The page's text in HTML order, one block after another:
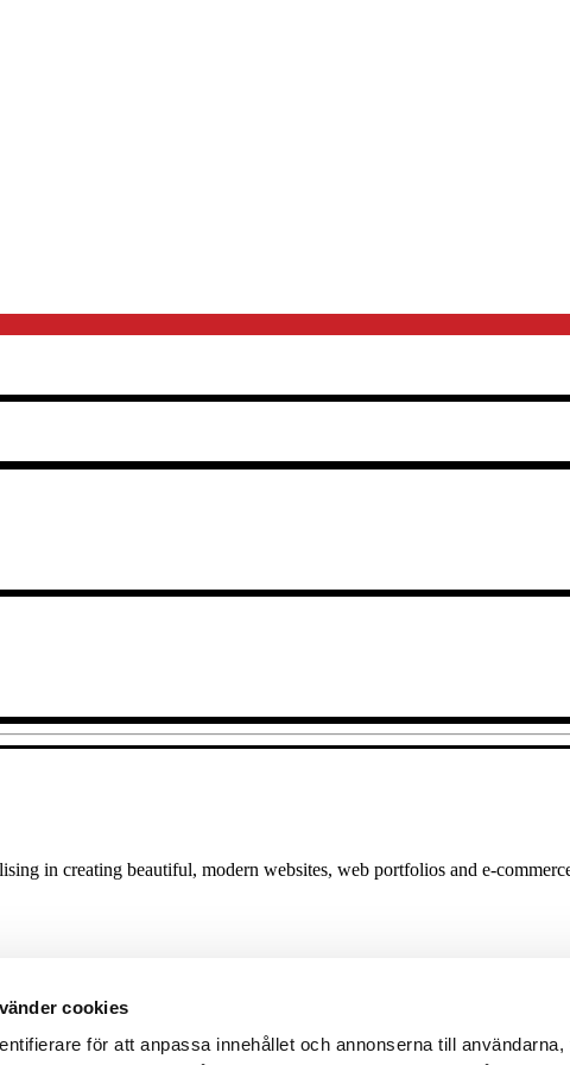
cookies
för att anpassa innehållet och annonserna till användarna,
in creating beautiful, modern websites, web portfolios and e-